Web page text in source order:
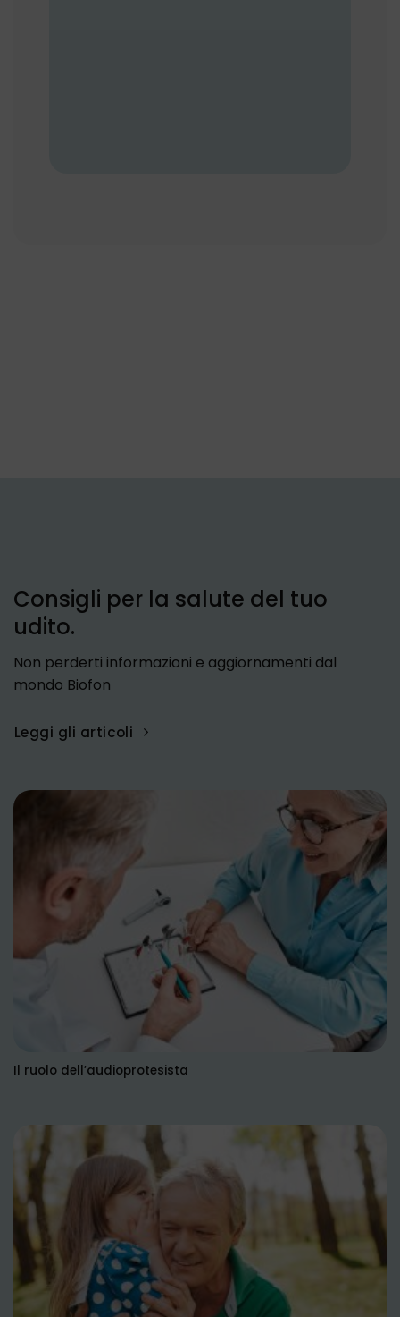
Consigli per la salute del tuo
udito.
Non perderti informazioni e aggiornamenti dal
mondo Biofon
Leggi gli articoli
Il ruolo dell’audioprotesista